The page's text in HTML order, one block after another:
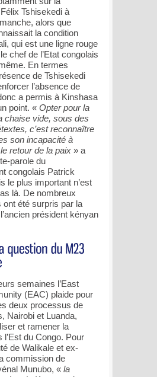
Tshisekedi à
alors que
la condition
qui est une ligne rouge
chef de l’Etat congolais
En termes
de Tshisekedi
l’absence de
a permis à Kinshasa
point. « Opter pour la
chaise vide, sous des
c’est reconnaître
son incapacité à
retour de la paix » a
parole du
congolais Patrick
le plus important n’est
là. De nombreux
ont été surpris par la
président kényan
semaines l’East
(EAC) plaide pour
deux processus de
Nairobi et Luanda,
et ramener la
l’Est du Congo. Pour
de Walikale et ex-
commission de
Munubo, « la